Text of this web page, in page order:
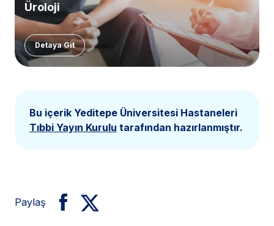
Üroloji
Detaya Git
Bu içerik Yeditepe Üniversitesi Hastaneleri
Tıbbi Yayın Kurulu tarafından hazırlanmıştır.
Paylaş